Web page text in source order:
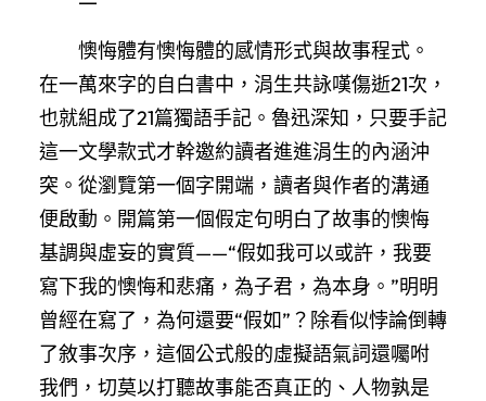
懊悔體有懊悔體的感情形式與故事程式。
在一萬來字的自白書中，涓生共詠嘆傷逝21次，
也就組成了21篇獨語手記。魯迅深知，只要手記
這一文學款式才幹邀約讀者進進涓生的內涵沖
突。從瀏覽第一個字開端，讀者與作者的溝通
便啟動。開篇第一個假定句明白了故事的懊悔
基調與虛妄的實質——“假如我可以或許，我要
寫下我的懊悔和悲痛，為子君，為本身。”明明
曾經在寫了，為何還要“假如”？除看似悖論倒轉
了敘事次序，這個公式般的虛擬語氣詞還囑咐
我們，切莫以打聽故事能否真正的、人物孰是